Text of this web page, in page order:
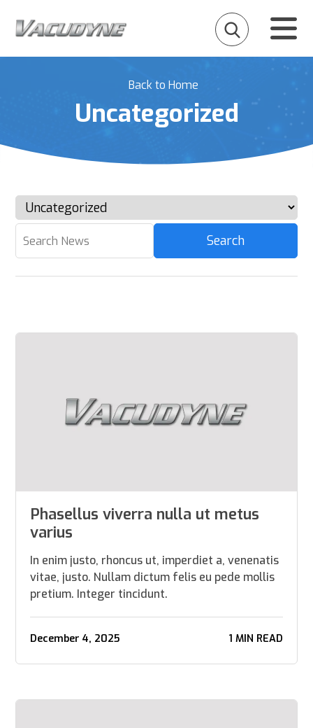
Uncategorized
Back to Home
Phasellus viverra nulla ut metus
varius
In enim justo, rhoncus ut, imperdiet a, venenatis
vitae, justo. Nullam dictum felis eu pede mollis
pretium. Integer tincidunt.
December 4, 2025 1 MIN READ